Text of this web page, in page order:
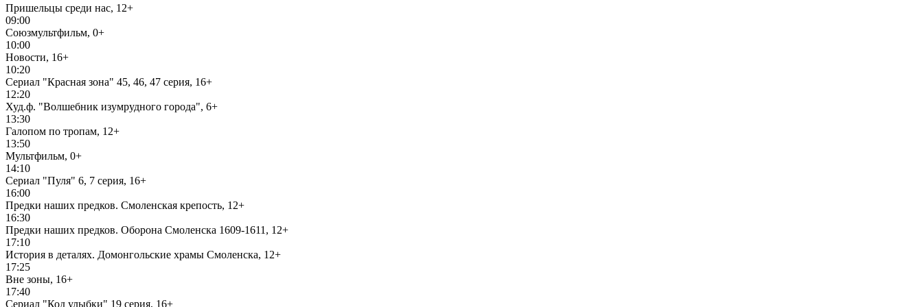
Пришельцы среди нас, 12+
09:00
Союзмультфильм, 0+
10:00
Новости, 16+
10:20
Сериал "Красная зона" 45, 46, 47 серия, 16+
12:20
Худ.ф. "Волшебник изумрудного города", 6+
13:30
Галопом по тропам, 12+
13:50
Мультфильм, 0+
14:10
Сериал "Пуля" 6, 7 серия, 16+
16:00
Предки наших предков. Смоленская крепость, 12+
16:30
Предки наших предков. Оборона Смоленска 1609-1611, 12+
17:10
История в деталях. Домонгольские храмы Смоленска, 12+
17:25
Вне зоны, 16+
17:40
Сериал "Код улыбки" 19 серия, 16+